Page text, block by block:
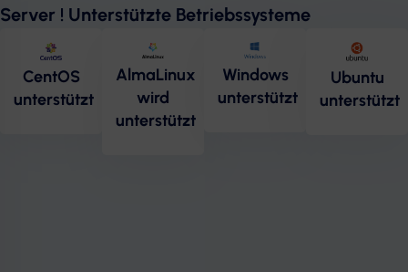
Server ! Unterstützte Betriebssysteme
CentOS
unterstützt
AlmaLinux
wird
unterstützt
Windows
unterstützt
Ubuntu
unterstützt